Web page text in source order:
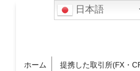
ホーム 提携した取引所(FX・
日本語